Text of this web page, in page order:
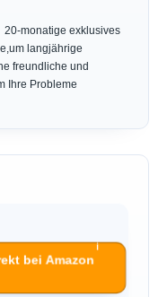
20-monatige exklusives
langjährige
freundliche und
Ihre Probleme
bei Amazon
ℹ︎